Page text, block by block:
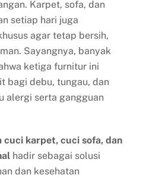
Karpet, sofa, dan
setiap hari juga
agar tetap bersih,
Sayangnya, banyak
ketiga furnitur ini
bagi debu, tungau, dan
alergi serta gangguan
cuci karpet, cuci sofa, dan
hadir sebagai solusi
dan kesehatan